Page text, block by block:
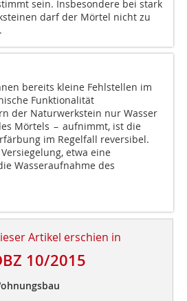
sein. Insbesondere bei stark
darf der Mörtel nicht zu
bereits kleine Fehlstellen im
Funktionalität
der Naturwerkstein nur Wasser
Mörtels – aufnimmt, ist die
im Regelfall reversibel.
etwa eine
Wasseraufnahme des
Artikel erschien in
10/2015